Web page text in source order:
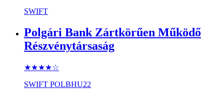
SWIFT
Polgári Bank Zártkörűen Működő
Részvénytársaság
★★★★☆
SWIFT POLBHU22